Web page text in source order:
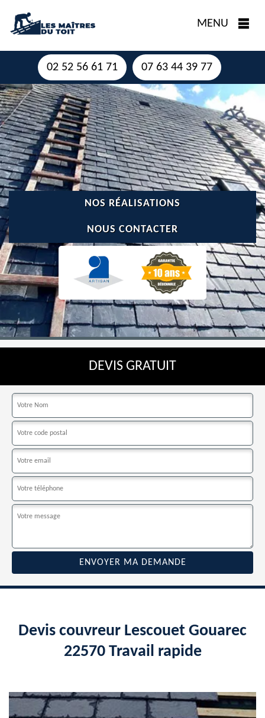
MENU
02 52 56 61 71 07 63 44 39 77
NOS RÉALISATIONS
NOUS CONTACTER
DEVIS GRATUIT
Devis couvreur Lescouet Gouarec
22570 Travail rapide